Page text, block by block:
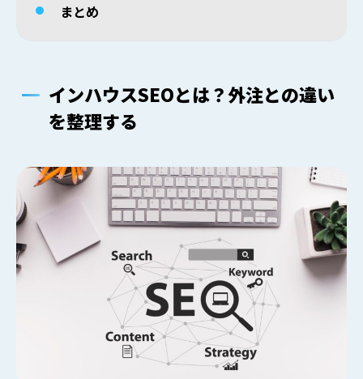
まとめ
インハウスSEOとは？外注との違い
を整理する